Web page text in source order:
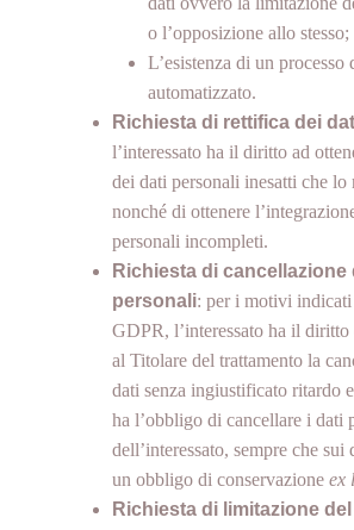
Subtotale:
Visualizza carrello
o l’opposizione allo stesso;
L’esistenza di un processo
automatizzato.
Richiesta di rettifica dei
l’interessato ha il diritto ad
dei dati personali inesatti che lo
nonché di ottenere
personali incompleti.
Richiesta di cancellazione
personali: per i motivi indicati
GDPR, l’interessato ha il
al Titolare del trattamento la
dati senza ingiustificato ritardo
ha l’obbligo di cancellare i dati
dell’interessato, sempre che sui
un obbligo di conservazione ex
Richiesta di limitazione del